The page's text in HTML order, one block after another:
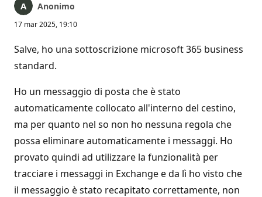
Anonimo
17 mar 2025, 19:10
Salve, ho una sottoscrizione microsoft 365 business
standard.
Ho un messaggio di posta che è stato
automaticamente collocato all'interno del cestino,
ma per quanto nel so non ho nessuna regola che
possa eliminare automaticamente i messaggi. Ho
provato quindi ad utilizzare la funzionalità per
tracciare i messaggi in Exchange e da lì ho visto che
il messaggio è stato recapitato correttamente, non